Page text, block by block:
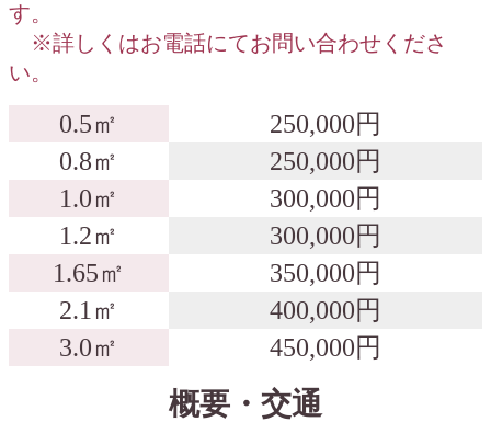
す。
※詳しくはお電話にてお問い合わせくださ
い。
0.5㎡
250,000円
0.8㎡
250,000円
1.0㎡
300,000円
1.2㎡
300,000円
1.65㎡
350,000円
2.1㎡
400,000円
3.0㎡
450,000円
概要・交通